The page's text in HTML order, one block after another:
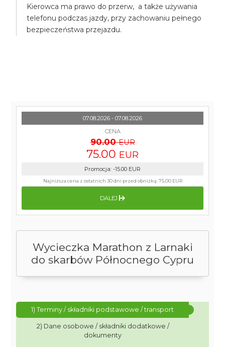
Kierowca ma prawo do przerw, a także używania
telefonu podczas jazdy, przy zachowaniu pełnego
bezpieczeństwa przejazdu.
Wycieczka Marathon z Larnaki
do skarbów Północnego Cypru
1) Terminy / składniki podstawowe / transport
2) Dane osobowe / składniki dodatkowe /
dokumenty
07.08.2026 - 07.08.2026
CENA
90.00 EUR
75.00 EUR
Promocja: -15.00 EUR
Najniższa cena z ostatnich 30 dni przed obniżką:75.00 EUR
DALEJ